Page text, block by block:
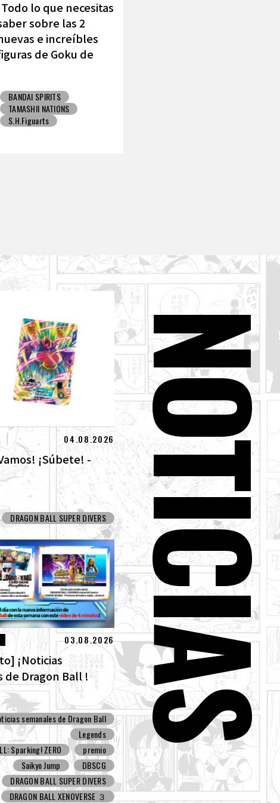
lo que necesitas
sobre las 2
e increíbles
de Goku de
BANDAI SPIRITS
TAMASHII NATIONS
S.H.Figuarts
04.08.2026
¡Súbete! -
DRAGON BALL SUPER DIVERS
03.08.2026
¡Noticias
de Dragon Ball !
semanales de Dragon Ball
Legends
Sparking! ZERO
premio
Saikyo Jump
DBSCG
DRAGON BALL SUPER DIVERS
DRAGON BALL XENOVERSE ３